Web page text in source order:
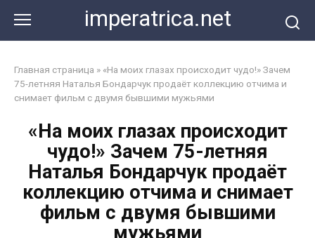
контенту
imperatrica.net
Главная страница » «На моих глазах происходит чудо!» Зачем
75-летняя Наталья Бондарчук продаёт коллекцию отчима и
снимает фильм с двумя бывшими мужьями
«На моих глазах происходит
чудо!» Зачем 75-летняя
Наталья Бондарчук продаёт
коллекцию отчима и снимает
фильм с двумя бывшими
мужьями